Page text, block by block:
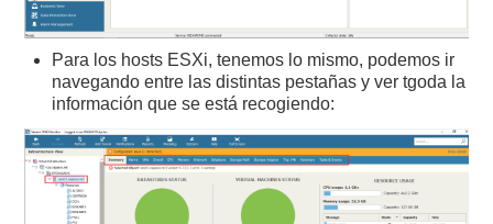
Para los hosts ESXi, tenemos lo mismo, podemos ir
navegando entre las distintas pestañas y ver tgoda la
información que se está recogiendo: